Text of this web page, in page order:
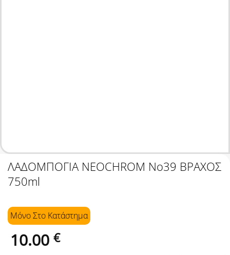
ΛΑΔΟΜΠΟΓΙΑ NEOCHROM No39 ΒΡΑΧΟΣ
750ml
Μόνο Στo Κατάστημα
10.00 €